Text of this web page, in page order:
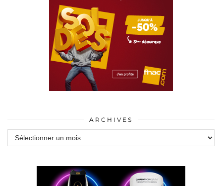
ARCHIVES
Archives